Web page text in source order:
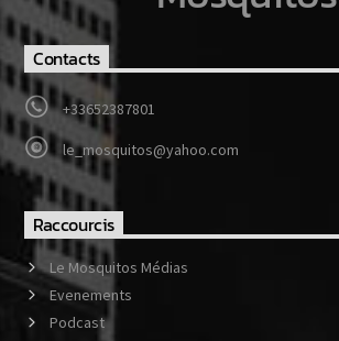
Web-Radio-Années 80
Web-Radio-Italia
Contacts
+33652387801
le_mosquitos@yahoo.com
Raccourcis
Le Mosquitos Médias
Evenements
Podcast